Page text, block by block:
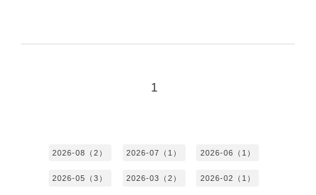
1
2026-08（2） 2026-07（1） 2026-06（1）
2026-05（3） 2026-03（2） 2026-02（1）